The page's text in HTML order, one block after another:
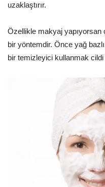
uzaklaştırır.
Özellikle makyaj yapıyorsan
bir yöntemdir. Önce yağ
bir temizleyici kullanmak cildi